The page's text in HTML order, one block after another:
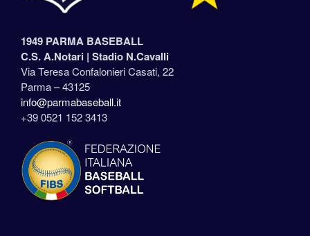
1949 PARMA BASEBALL
C.S. A.Notari | Stadio N.Cavalli
Via Teresa Confalonieri Casati, 22
Parma – 43125
info@parmabaseball.it
+39 0521 152 3413